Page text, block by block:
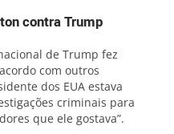
contra Trump
de Trump fez
com outros
dos EUA estava
criminais para
que ele gostava”.